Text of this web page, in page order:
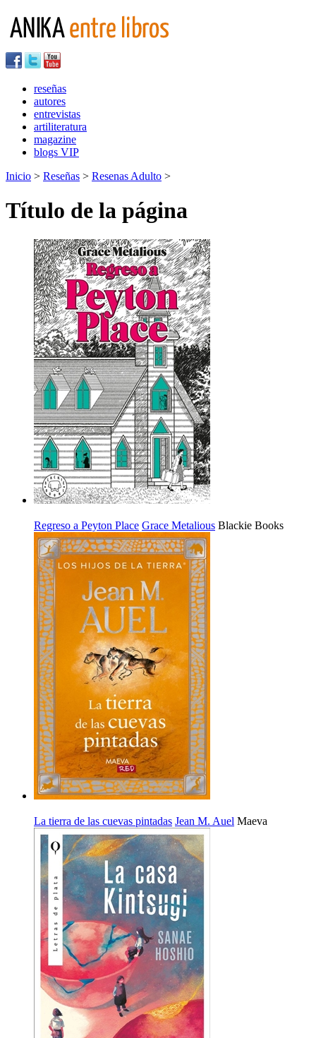
reseñas
autores
entrevistas
artiliteratura
magazine
blogs VIP
Inicio > Reseñas > Resenas Adulto >
Título de la página
Regreso a Peyton Place Grace Metalious Blackie Books
La tierra de las cuevas pintadas Jean M. Auel Maeva